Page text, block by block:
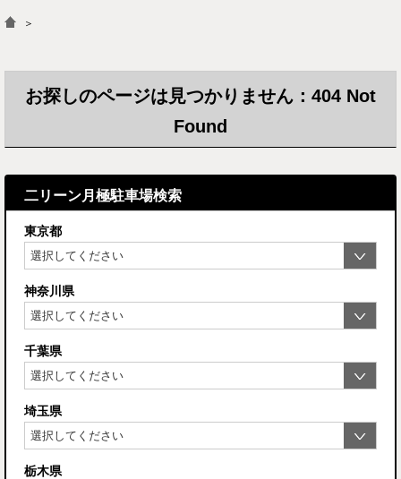
＞
お探しのページは見つかりません：404 Not
Found
二リーン月極駐車場検索
東京都
神奈川県
千葉県
埼玉県
栃木県